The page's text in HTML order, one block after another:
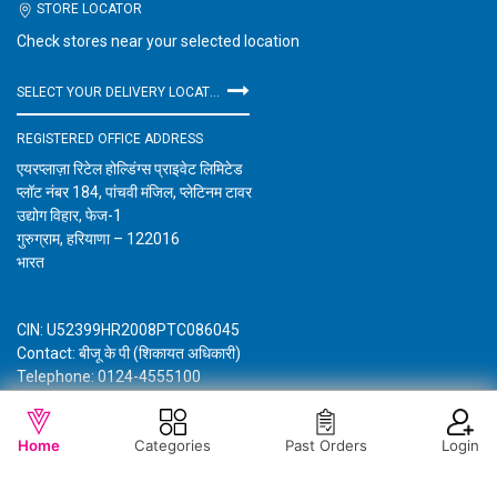
STORE LOCATOR
Check stores near your selected location
REGISTERED OFFICE ADDRESS
एयरप्लाज़ा रिटेल होल्डिंग्स प्राइवेट लिमिटेड
प्लॉट नंबर 184, पांचवी मंजिल, प्लेटिनम टावर
उद्योग विहार, फेज-1
गुरुग्राम, हरियाणा – 122016
भारत
CIN: U52399HR2008PTC086045
Contact: बीजू के पी (शिकायत अधिकारी)
Telephone: 0124-4555100
विशाल मेगा मार्ट के बारे में जानकारी गोपनीयता नीति नियम और शर्तें
Home Categories Past Orders Login